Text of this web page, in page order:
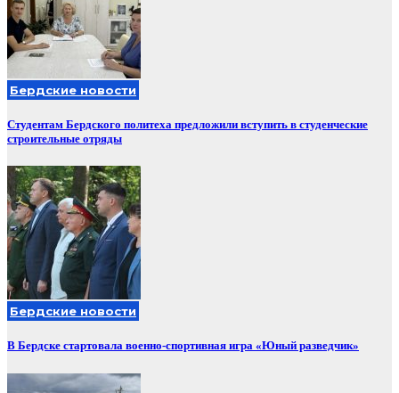
Бердские новости
Студентам Бердского политеха предложили вступить в студенческие
строительные отряды
Бердские новости
В Бердске стартовала военно-спортивная игра «Юный разведчик»